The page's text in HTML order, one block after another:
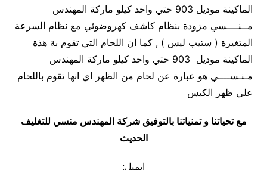
الماكينة موديل 903 حتي واحد كيلو ماركة المهندس
مــنــــسي مزودة بنظام كاشف كهروضوئي مع نظام السرعة
المتغيرة ( ستيب ليس ) , كما ان اللحام التي تقوم بة هذة
الماكينة موديل 903 حتي واحد كيلو ماركة المهندس
مـنـســــي هو عبارة عن لحام من الظهر اي انها تقوم باللحام
علي ظهر الكيس
مع تحياتنا و تمنياتنا بالتوفيق شركة المهندس منسي للتغليف
الحديث
ايميل: